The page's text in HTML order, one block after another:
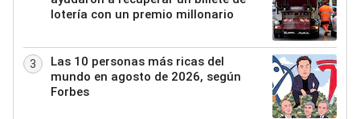
lotería con un premio millonario
3
Las 10 personas más ricas del
mundo en agosto de 2026, según
Forbes